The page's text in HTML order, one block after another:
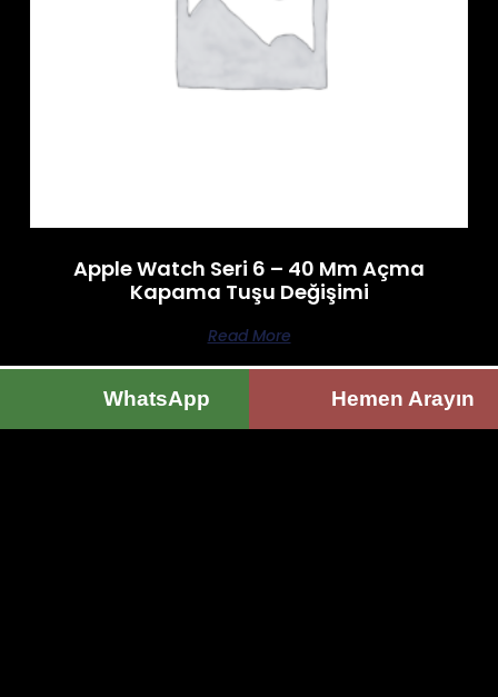
Apple Watch Seri 6 – 40 Mm Açma
Kapama Tuşu Değişimi
Read More
WhatsApp Hemen Arayın